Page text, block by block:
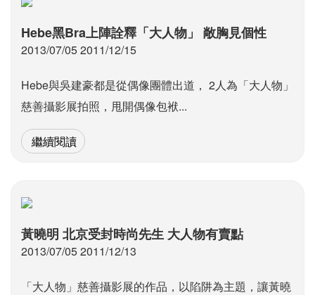
Hebe黑Bra上陣詮釋「大人物」 敞胸見個性
2013/07/05 2011/12/15
Hebe與吳建豪都是從偶像團體出道， 2人為「大人物」
慈善攝影展拍照，甩開偶像包袱...
繼續閱讀
黃曉明 北京受封時尚先生 大人物有賣點
2013/07/05 2011/12/13
「大人物」慈善攝影展的作品，以陷阱為主題，讓黃曉